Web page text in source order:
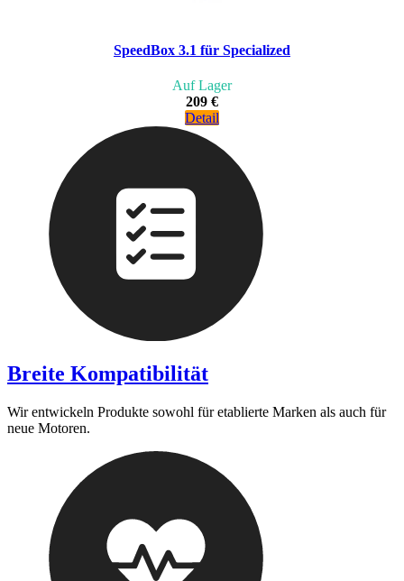
SpeedBox 3.1 für Specialized
Auf Lager
209 €
Detail
Breite Kompatibilität
Wir entwickeln Produkte sowohl für etablierte Marken als auch für
neue Motoren.